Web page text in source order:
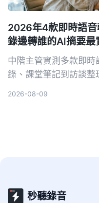
2026年4款即時語
錄邊轉誰的AI摘要最
中階主管實測多款即
錄、課堂筆記到訪談整
2026-08-09
秒聽錄音